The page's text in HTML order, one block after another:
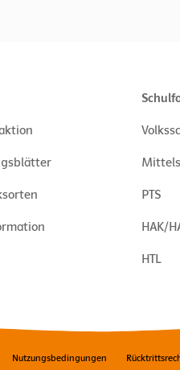
PTS
HAK/
HTL
Nutzungsbedingungen